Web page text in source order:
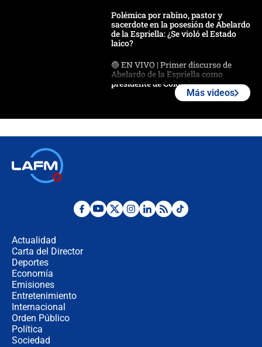
Polémica por rabino, pastor y
sacerdote en la posesión de Abelardo
de la Espriella: ¿Se violó el Estado
laico?
🔴 EN VIVO | Primer discurso de
Abelardo de la Espriella como
presidente de Colombia
Desde dermatitis hasta infecciones:
Más videos
Actualidad
Carta del Director
Deportes
Economía
Emisiones
Entretenimiento
Internacional
Orden Público
Política
Sociedad